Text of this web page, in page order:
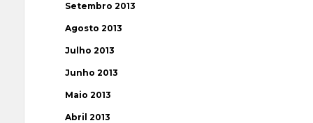
Setembro 2013
Agosto 2013
Julho 2013
Junho 2013
Maio 2013
Abril 2013